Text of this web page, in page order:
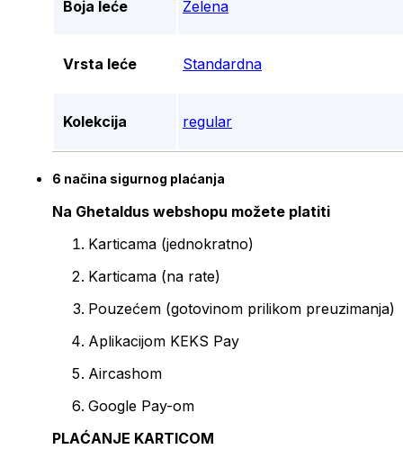
Boja leće Zelena
Vrsta leće Standardna
Kolekcija regular
6 načina sigurnog plaćanja
Na Ghetaldus webshopu možete platiti
Karticama (jednokratno)
Karticama (na rate)
Pouzećem (gotovinom prilikom preuzimanja)
Aplikacijom KEKS Pay
Aircashom
Google Pay-om
PLAĆANJE KARTICOM